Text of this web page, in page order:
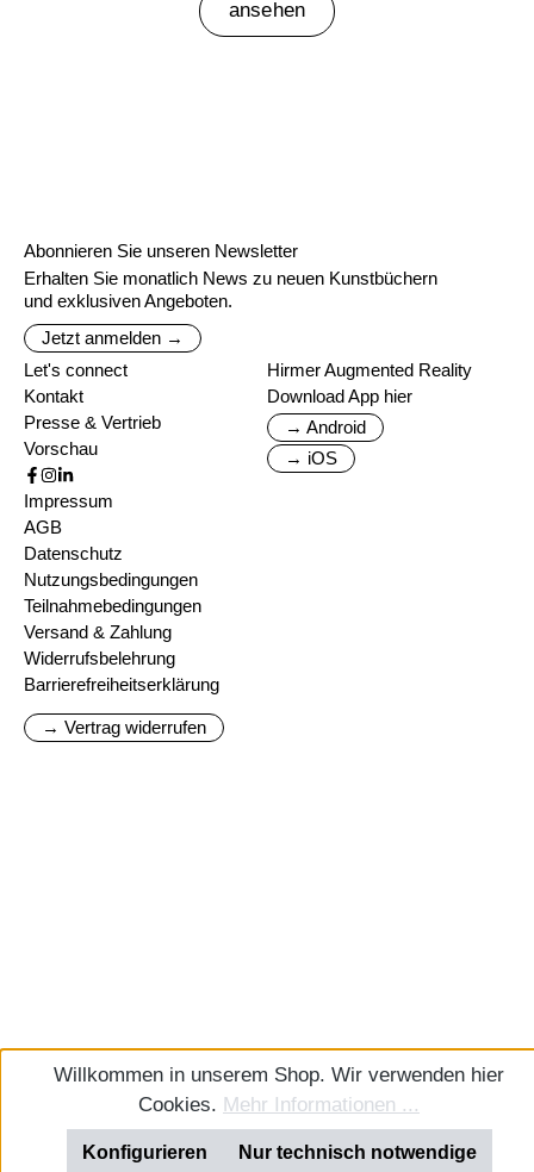
ansehen
Abonnieren Sie unseren Newsletter
Erhalten Sie monatlich News zu neuen Kunstbüchern
und exklusiven Angeboten.
Jetzt anmelden →
Let's connect
Kontakt
Presse & Vertrieb
Vorschau
Hirmer Augmented Reality
Download App hier
→ Android
→ iOS
Impressum
AGB
Datenschutz
Nutzungsbedingungen
Teilnahmebedingungen
Versand & Zahlung
Widerrufsbelehrung
Barrierefreiheitserklärung
→ Vertrag widerrufen
Willkommen in unserem Shop. Wir verwenden hier
Cookies. Mehr Informationen ...
Nur technisch notwendige
Konfigurieren